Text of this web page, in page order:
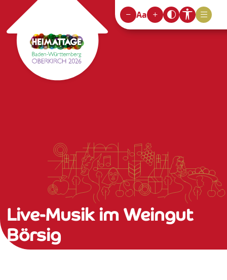
Aa
Live-Musik im Weingut
Börsig